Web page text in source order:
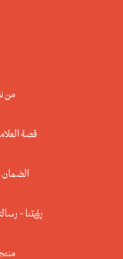
من
قصة
الضمان
رؤيتنا - رسالتنا - أهدافنا